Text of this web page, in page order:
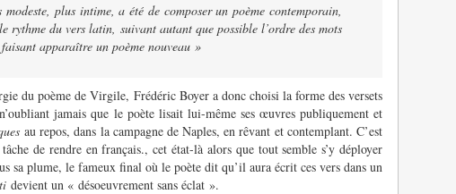
plus intime, a été de composer un poème contemporain,
rythme du vers latin, suivant autant que possible l’ordre des mots
apparaître un poème nouveau »
du poème de Virgile, Frédéric Boyer a donc choisi la forme des versets
jamais que le poète lisait lui-même ses œuvres publiquement et
au repos, dans la campagne de Naples, en rêvant et contemplant. C’est
de rendre en français., cet état-là alors que tout semble s’y déployer
sa plume, le fameux final où le poète dit qu’il aura écrit ces vers dans un
devient un « désoeuvrement sans éclat ».